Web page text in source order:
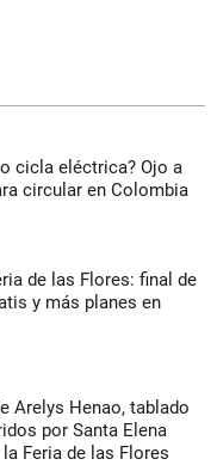
cicla eléctrica? Ojo a
circular en Colombia
de las Flores: final de
y más planes en
Arelys Henao, tablado
por Santa Elena
Feria de las Flores